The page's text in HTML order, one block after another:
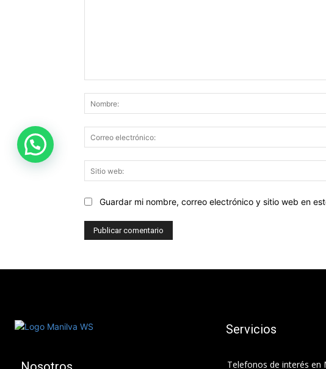
Guardar mi nombre, correo electrónico y sitio web en
Servicios
Telefonos de interés en